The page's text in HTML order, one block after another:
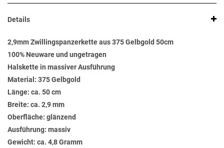
Details
2,9mm Zwillingspanzerkette aus 375 Gelbgold 50cm
100% Neuware und ungetragen
Halskette in massiver Ausführung
Material: 375 Gelbgold
Länge: ca. 50 cm
Breite: ca. 2,9 mm
Oberfläche: glänzend
Ausführung: massiv
Gewicht: ca. 4,8 Gramm